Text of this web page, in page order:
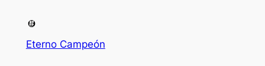
Eterno Campeón